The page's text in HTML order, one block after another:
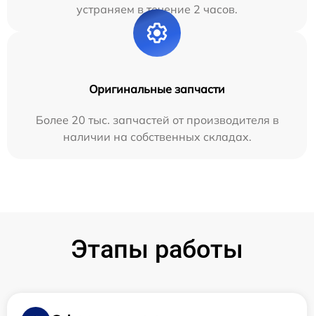
устраняем в течение 2 часов.
Оригинальные запчасти
Более 20 тыс. запчастей от производителя в
наличии на собственных складах.
Этапы работы